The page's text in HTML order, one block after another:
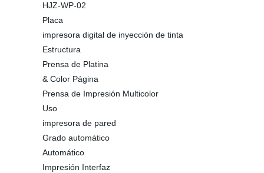
HJZ-WP-02
Placa
impresora digital de inyección de tinta
Estructura
Prensa de Platina
& Color Página
Prensa de Impresión Multicolor
Uso
impresora de pared
Grado automático
Automático
Impresión Interfaz